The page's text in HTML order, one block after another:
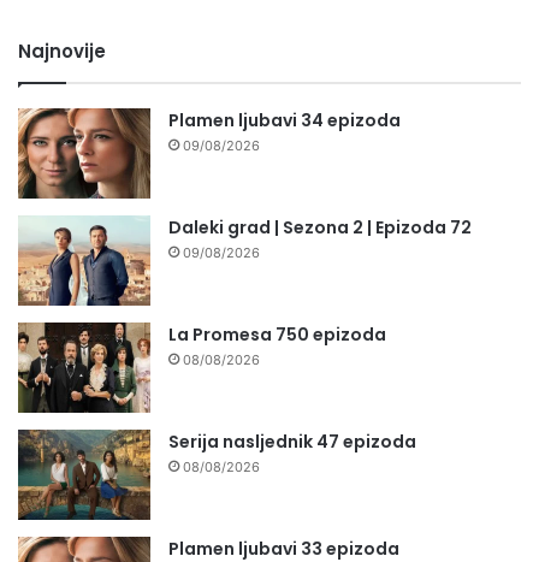
Najnovije
Plamen ljubavi 34 epizoda
09/08/2026
Daleki grad | Sezona 2 | Epizoda 72
09/08/2026
La Promesa 750 epizoda
08/08/2026
Serija nasljednik 47 epizoda
08/08/2026
Plamen ljubavi 33 epizoda